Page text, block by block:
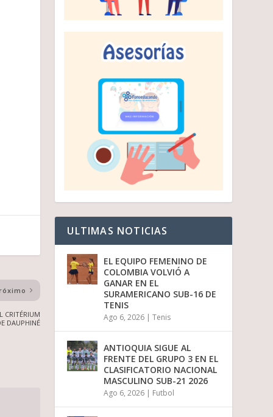
CRITÉRIUM
DAUPHINÉ
r
ULTIMAS NOTICIAS
EL EQUIPO FEMENINO DE
COLOMBIA VOLVIÓ A
GANAR EN EL
SURAMERICANO SUB-16 DE
TENIS
Ago 6, 2026 |Tenis
ANTIOQUIA SIGUE AL
FRENTE DEL GRUPO 3 EN EL
CLASIFICATORIO NACIONAL
MASCULINO SUB-21 2026
Ago 6, 2026 | Futbol